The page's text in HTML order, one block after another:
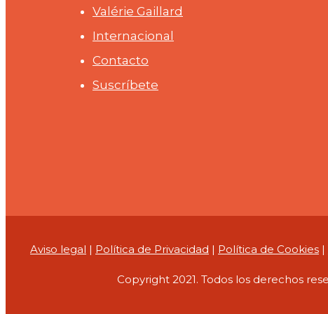
Valérie Gaillard
Internacional
Contacto
Suscríbete
Aviso legal | Política de Privacidad | Política de Cookies |
Copyright 2021. Todos los derechos